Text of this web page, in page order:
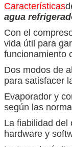
Características
agua
Con el
vida útil para
funcionamiento
Dos modos de
para satisfacer
Evaporador y
según las
La fiabilidad del
hardware y